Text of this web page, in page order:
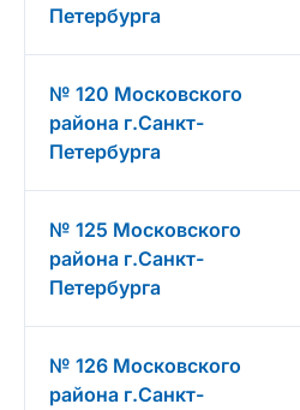
Петербурга
№ 120 Московского
района г.Санкт-
Петербурга
№ 125 Московского
района г.Санкт-
Петербурга
№ 126 Московского
района г.Санкт-